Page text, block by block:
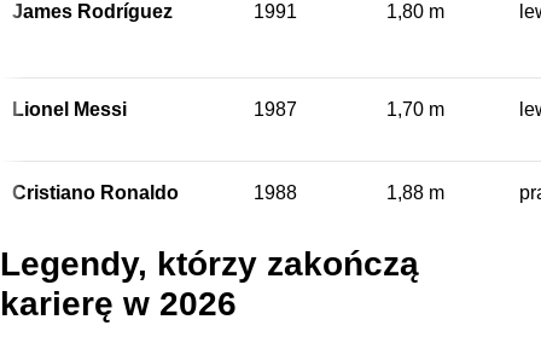
James Rodríguez 1991 1,80 m
Lionel Messi 1987 1,70 m
Cristiano Ronaldo 1988 1,88 m
Legendy, którzy zakończą
karierę w 2026